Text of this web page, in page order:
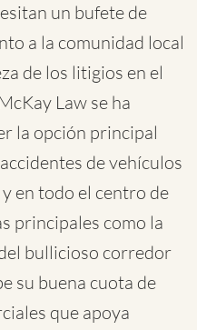
un bufete de
a la comunidad local
de los litigios en el
Law se ha
la opción principal
de vehículos
en todo el centro de
principales como la
bullicioso corredor
su buena cuota de
que apoya